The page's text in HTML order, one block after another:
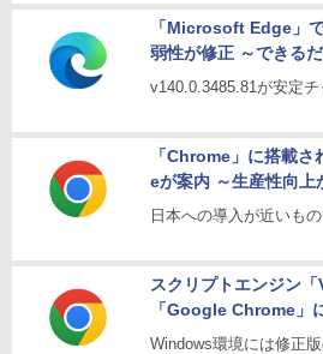
「Microsoft Edge」
弱性が修正 ～できる
v140.0.3485.81が安定
「Chrome」に搭載
eが案内 ～生産性向上
日本への導入が近いもの
スクリプトエンジン「
「Google Chrome」
Windows環境には修正